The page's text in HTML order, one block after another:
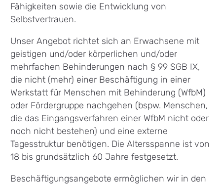
Fähigkeiten sowie die Entwicklung von
Selbstvertrauen.
Unser Angebot richtet sich an Erwachsene mit
geistigen und/oder körperlichen und/oder
mehrfachen Behinderungen nach § 99 SGB IX,
die nicht (mehr) einer Beschäftigung in einer
Werkstatt für Menschen mit Behinderung (WfbM)
oder Fördergruppe nachgehen (bspw. Menschen,
die das Eingangsverfahren einer WfbM nicht oder
noch nicht bestehen) und eine externe
Tagesstruktur benötigen. Die Altersspanne ist von
18 bis grundsätzlich 60 Jahre festgesetzt.
Beschäftigungsangebote ermöglichen wir in den